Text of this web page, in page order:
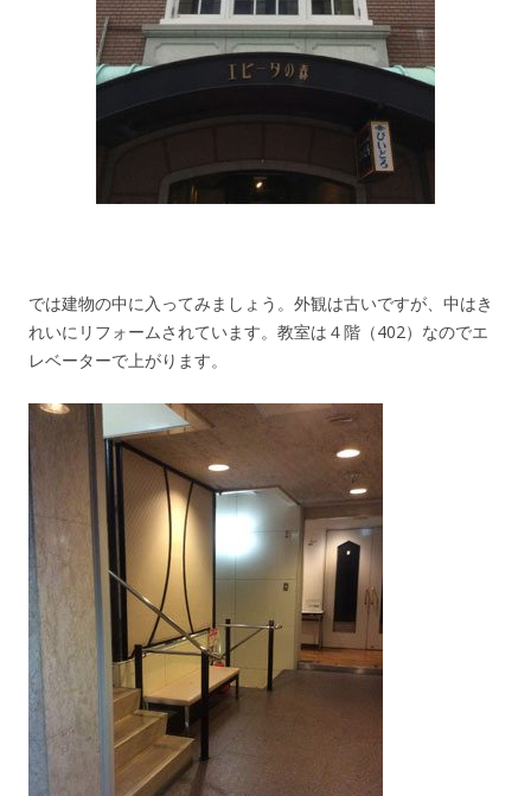
では建物の中に入ってみましょう。外観は古いですが、中はき
れいにリフォームされています。教室は４階（402）なのでエ
レベーターで上がります。